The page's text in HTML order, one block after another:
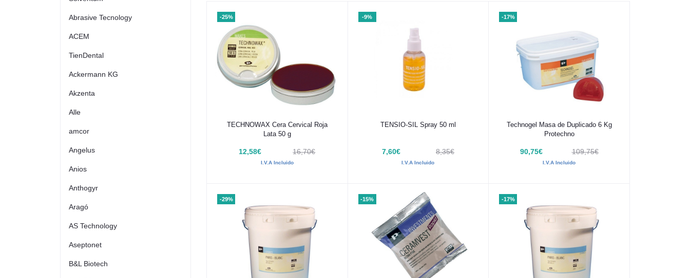
Abrasive Tecnology
ACEM
TienDental
Ackermann KG
Akzenta
Alle
amcor
Angelus
Anios
Anthogyr
Aragó
AS Technology
Aseptonet
B&L Biotech
-25%
Añadir al carrito
TECHNOWAX Cera Cervical Roja
Lata 50 g
12,58€ 16,70€
I.V.A Incluido
-9%
Añadir al carrito
TENSIO-SIL Spray 50 ml
7,60€ 8,35€
I.V.A Incluido
-17%
Añadir al carrito
Technogel Masa de Duplicado 6 Kg
Protechno
90,75€ 109,75€
I.V.A Incluido
-29% -15% -17%